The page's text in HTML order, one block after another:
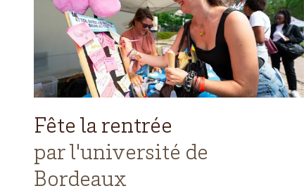
Fête la rentrée
par l'université de
Bordeaux